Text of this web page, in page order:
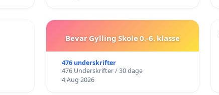
Bevar Gylling Skole 0.-6. klasse
476 underskrifter
476 Underskrifter / 30 dage
4 Aug 2026